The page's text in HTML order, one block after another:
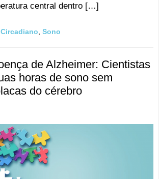
central dentro […]
Sono
de Alzheimer: Cientistas
horas de sono sem
do cérebro